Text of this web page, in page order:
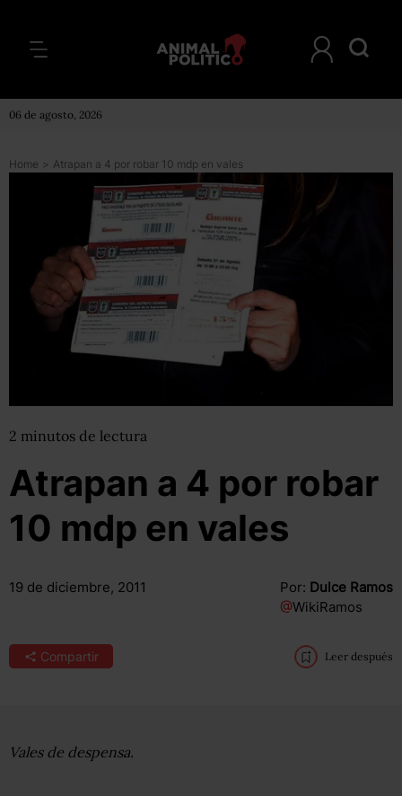
06 de agosto, 2026
Home > Atrapan a 4 por robar 10 mdp en vales
2 minutos de lectura
Atrapan a 4 por robar
10 mdp en vales
19 de diciembre, 2011 Por: Dulce Ramos
@WikiRamos
Compartir Leer después
Vales de despensa.